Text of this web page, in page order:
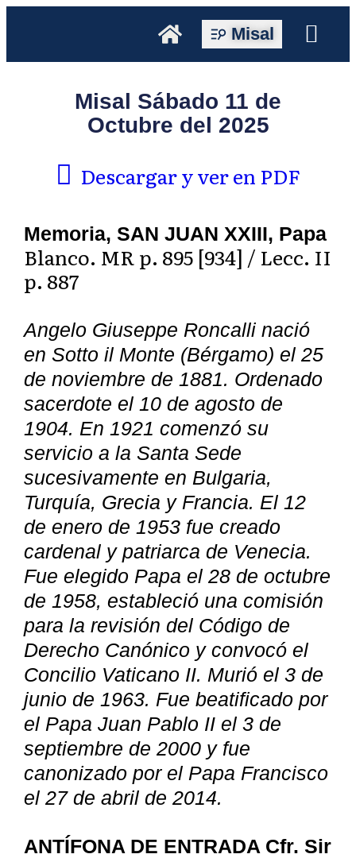
Misal
Misal Sábado 11 de
Octubre del 2025
Descargar y ver en PDF
Memoria, SAN JUAN XXIII, Papa
Blanco. MR p. 895 [934] / Lecc. II
p. 887
Angelo Giuseppe Roncalli nació
en Sotto il Monte (Bérgamo) el 25
de noviembre de 1881. Ordenado
sacerdote el 10 de agosto de
1904. En 1921 comenzó su
servicio a la Santa Sede
sucesivamente en Bulgaria,
Turquía, Grecia y Francia. El 12
de enero de 1953 fue creado
cardenal y patriarca de Venecia.
Fue elegido Papa el 28 de octubre
de 1958, estableció una comisión
para la revisión del Código de
Derecho Canónico y convocó el
Concilio Vaticano II. Murió el 3 de
junio de 1963. Fue beatificado por
el Papa Juan Pablo II el 3 de
septiembre de 2000 y fue
canonizado por el Papa Francisco
el 27 de abril de 2014.
ANTÍFONA DE ENTRADA Cfr. Sir